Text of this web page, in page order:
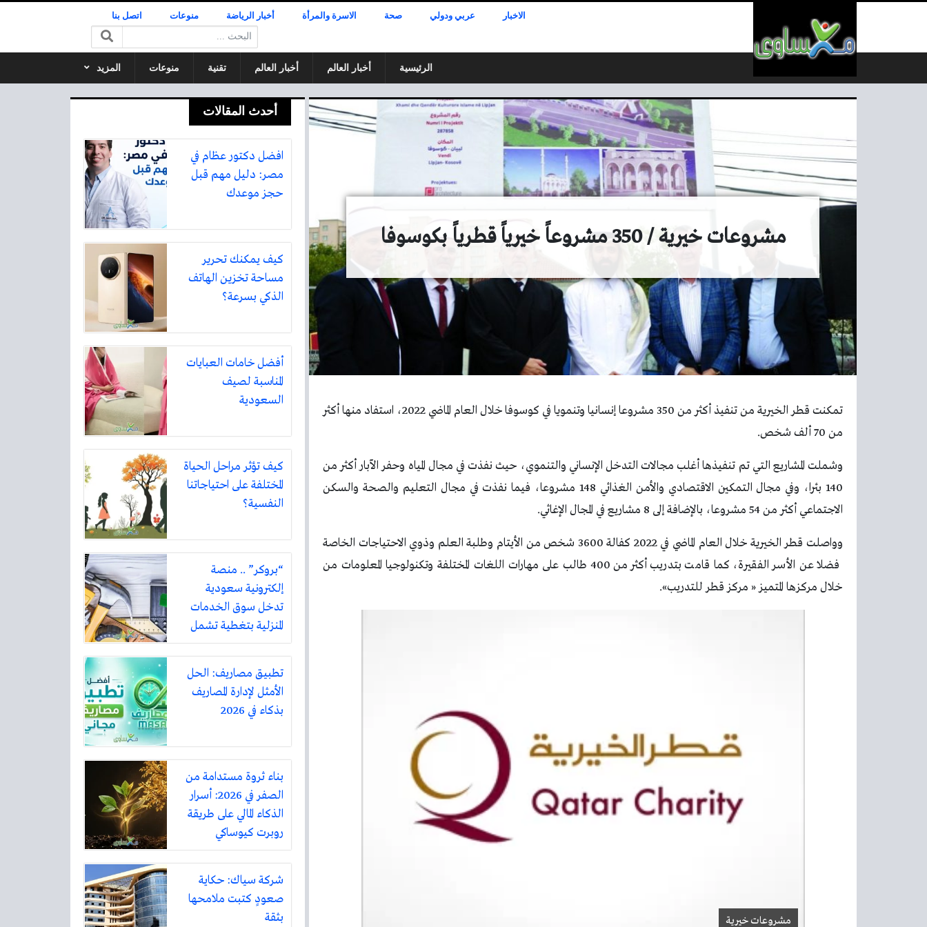
الاخبار عربي ودولي صحة الاسرة والمرأة أخبار الرياضة منوعات اتصل بنا
البحث:
الرئيسية أخبار العالم أخبار العالم تقنية منوعات المزيد
مشروعات خيرية / 350 مشروعاً خيرياً قطرياً بكوسوفا
تمكنت قطر الخيرية من تنفيذ أكثر من 350 مشروعا إنسانيا وتنمويا في كوسوفا خلال العام الماضي 2022، استفاد منها أكثر
من 70 ألف شخص.
وشملت المشاريع التي تم تنفيذها أغلب مجالات التدخل الإنساني والتنموي، حيث نفذت في مجال المياه وحفر الآبار أكثر من
140 بئرا، وفي مجال التمكين الاقتصادي والأمن الغذائي 148 مشروعا، فيما نفذت في مجال التعليم والصحة والسكن
الاجتماعي أكثر من 54 مشروعا، بالإضافة إلى 8 مشاريع في المجال الإغاثي.
وواصلت قطر الخيرية خلال العام الماضي في 2022 كفالة 3600 شخص من الأيتام وطلبة العلم وذوي الاحتياجات الخاصة
فضلا عن الأسر الفقيرة، كما قامت بتدريب أكثر من 400 طالب على مهارات اللغات المختلفة وتكنولوجيا المعلومات من
خلال مركزها المتميز « مركز قطر للتدريب».
مشروعات خيرية
أحدث المقالات
افضل دكتور عظام في
مصر: دليل مهم قبل
حجز موعدك
كيف يمكنك تحرير
مساحة تخزين الهاتف
الذكي بسرعة؟
أفضل خامات العبايات
المناسبة لصيف
السعودية
كيف تؤثر مراحل الحياة
المختلفة على احتياجاتنا
النفسية؟
“بروكر” .. منصة
إلكترونية سعودية
تدخل سوق الخدمات
المنزلية بتغطية تشمل
أكثر من ثلاثين مدينة
تطبيق مصاريف: الحل
الأمثل لإدارة المصاريف
بذكاء في 2026
بناء ثروة مستدامة من
الصفر في 2026: أسرار
الذكاء المالي على طريقة
روبرت كيوساكي
شركة سياك: حكاية
صعودٍ كتبت ملامحها
بثقة